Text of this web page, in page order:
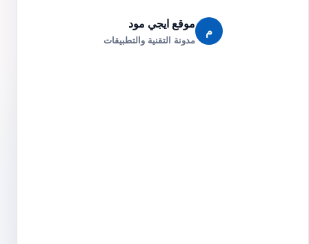
م
موقع ايجي مود
مدونة التقنية والتطبيقات